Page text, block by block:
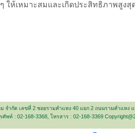
ให้เหมาะสมและเกิดประสิทธิภาพสูงสุ
จำกัด เลขที่ 2 ซอยรามคำแหง 40 แยก 2 ถนนรามคำแหง
ศัพท์ : 02-168-3368, โทรสาร : 02-168-3369